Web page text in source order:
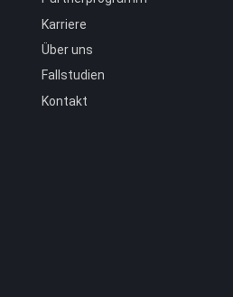
Karriere
Über uns
Fallstudien
Kontakt